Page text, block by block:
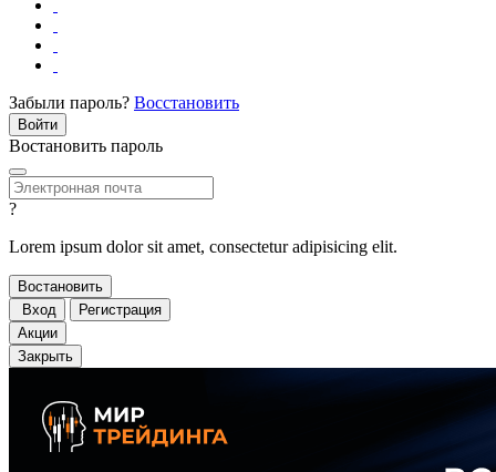
Забыли пароль? Восстановить
Востановить пароль
?
Lorem ipsum dolor sit amet, consectetur adipisicing elit.
Вход
Регистрация
Акции
Закрыть